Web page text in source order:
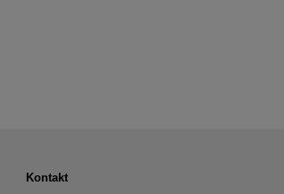
Kontakt